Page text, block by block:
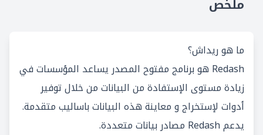
ملخص
ما هو ريداش؟
Redash هو برنامج مفتوح المصدر يساعد المؤسسات في
زيادة مستوى الإستفادة من البيانات من خلال توفير
أدوات لإستخراج و معاينة هذه البيانات باساليب متقدمة.
يدعم Redash مصادر بيانات متعددة.